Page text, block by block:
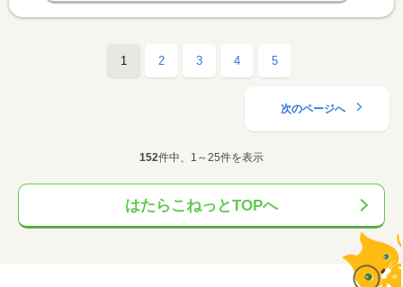
1 2 3 4 5
次のページへ
152件中、1～25件を表示
はたらこねっとTOPへ